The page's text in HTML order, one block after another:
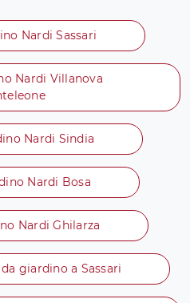
Nardi Sassari
Nardi Villanova
Nardi Sindia
Nardi Bosa
Nardi Ghilarza
giardino a Sassari